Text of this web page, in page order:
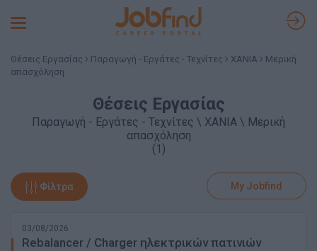
Toggle
Θέσεις Εργασίας Παραγωγή - Εργάτες - Τεχνίτες ΧΑΝΙΑ
Μερική
απασχόληση
Θέσεις Εργασίας
Παραγωγή - Εργάτες - Τεχνίτες \ ΧΑΝΙΑ \ Μερική
απασχόληση
(1)
Φίλτρα My Jobfind
03/08/2026
Rebalancer / Charger ηλεκτρικών πατινιών